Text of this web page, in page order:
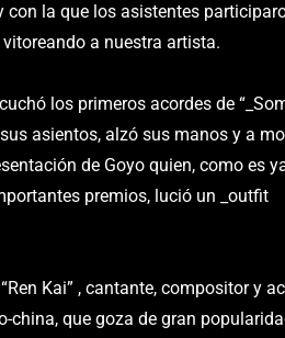
con la que los asistentes
a nuestra artista.
los primeros acordes de
asientos, alzó sus manos y a
de Goyo quien, como es
premios, lució un _outfit
Kai” , cantante, compositor y
china, que goza de gran